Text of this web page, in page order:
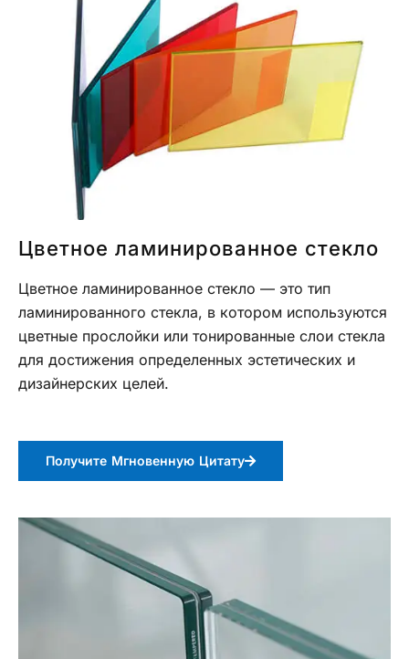
Цветное ламинированное стекло
Цветное ламинированное стекло — это тип
ламинированного стекла, в котором используются
цветные прослойки или тонированные слои стекла
для достижения определенных эстетических и
дизайнерских целей.
Получите Мгновенную Цитату